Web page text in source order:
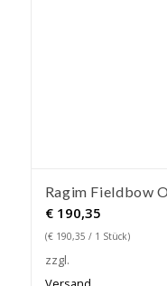
Ragim Fieldbow
€190,35
(€190,35 / 1 Stück)
zzgl.